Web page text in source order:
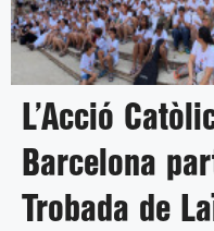
L’Acció
Barcelona
Trobada de